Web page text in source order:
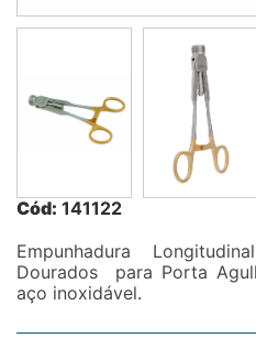
Cód: 141122
Empunhadura
Dourados para Porta
aço inoxidável.